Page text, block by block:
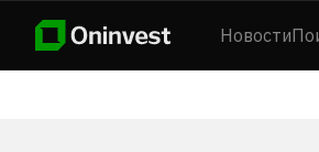
Новости